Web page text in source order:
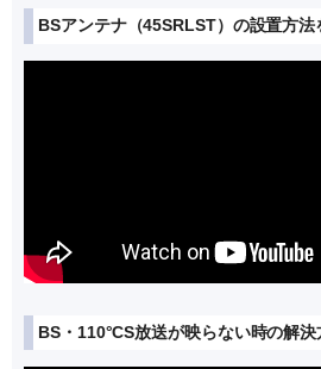
BSアンテナ（45SRLST）の設置方法
BS・110°CS放送が映らない時の解